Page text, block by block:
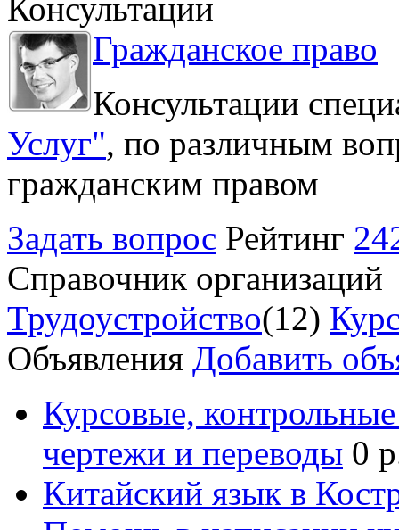
Консультации
Гражданское право
Консультации
Услуг", по различным
гражданским правом
Задать вопрос Рейтинг
Справочник организаций
Трудоустройство(12)
Объявления Добавить
Курсовые,
чертежи и переводы 0
Китайский язык в